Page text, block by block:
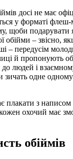
досі не має
у форматі
щоби подарувати
обійми – звісно,
– передусім
й пропонують
людей і
одне
плакати з
охочий має
обіймів